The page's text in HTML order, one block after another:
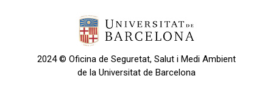
2024 © Oficina de Seguretat, Salut i Medi Ambient
de la Universitat de Barcelona